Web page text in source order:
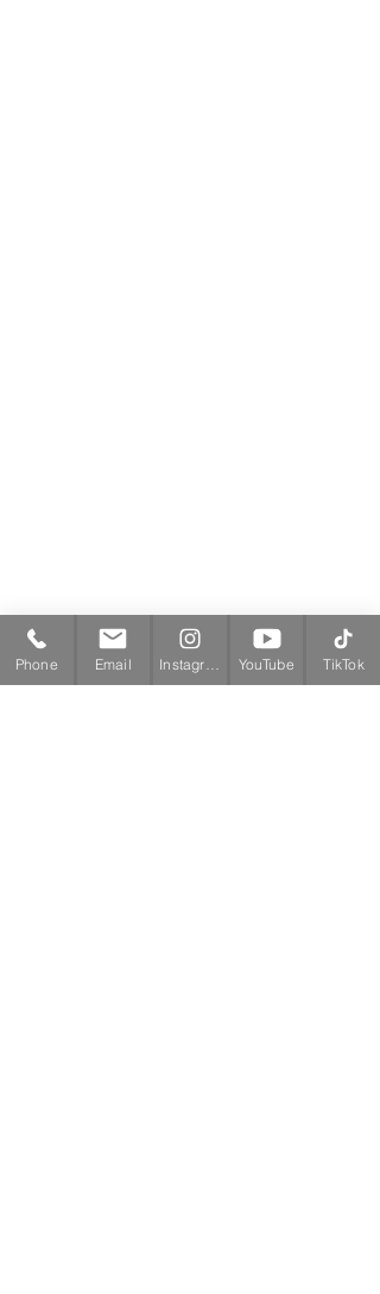
Phone Email YouTube TikTok